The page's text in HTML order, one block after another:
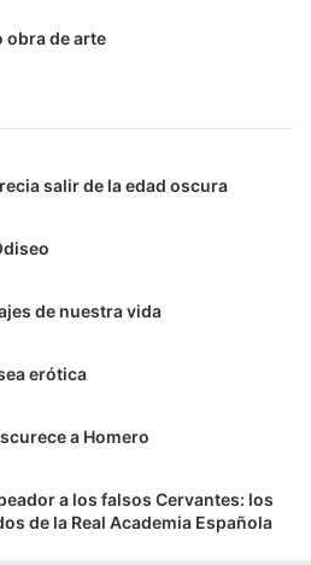
obra de arte
salir de la edad oscura
de nuestra vida
erótica
a Homero
a los falsos Cervantes: los
de la Real Academia Española